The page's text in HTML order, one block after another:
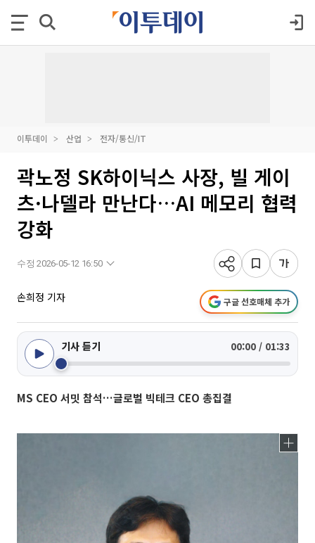
이투데이 산업 전자/통신/IT
곽노정 SK하이닉스 사장, 빌 게이
츠·나델라 만난다…AI 메모리 협력
강화
수정 2026-05-12 16:50
손희정 기자 구글 선호매체 추가
기사 듣기 00:00 / 01:33
MS CEO 서밋 참석…글로벌 빅테크 CEO 총집결